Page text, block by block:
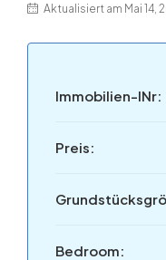
Aktualisiert am Mai 14,
Immobilien-INr:
Preis:
Bedroom: